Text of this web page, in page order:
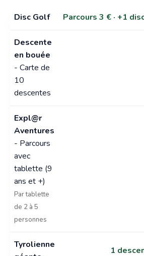
Disc Golf Parcours 3 € · +1
Descente
en bouée
- Carte de
10
descentes
Expl@r
Aventures
- Parcours
avec
tablette (9
ans et +)
Par tablette
de 2 à 5
personnes
Tyrolienne
1